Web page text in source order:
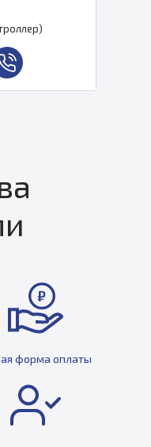
форма оплаты